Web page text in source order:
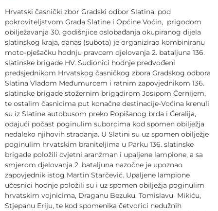
Hrvatski časnički zbor Gradski odbor Slatina, pod
pokroviteljstvom Grada Slatine i Općine Voćin, prigodom
obilježavanja 30. godišnjice oslobađanja okupiranog dijela
slatinskog kraja, danas (subota) je organizirao kombiniranu
moto-pješačku hodnju pravcem djelovanja 2. bataljuna 136.
slatinske brigade HV. Sudionici hodnje predvođeni
predsjednikom Hrvatskog časničkog zbora Gradskog odbora
Slatina Vladom Međumurcem i ratnim zapovjednikom 136.
slatinske brigade stožernim brigadirom Josipom Černijem,
te ostalim časnicima put konačne destinacije-Voćina krenuli
su iz Slatine autobusom preko Popišanog brda i Ćeralija,
odajući počast poginulim suborcima kod spomen obilježja
nedaleko njihovih stradanja. U Slatini su uz spomen obilježje
poginulim hrvatskim braniteljima u Parku 136. slatinske
brigade položili cvjetni aranžman i upaljene lampione, a sa
smjerom djelovanja 2. bataljuna nazočne je upoznao
zapovjednik istog Martin Starčević. Upaljene lampione
učesnici hodnje položili su i uz spomen obilježja poginulim
hrvatskim vojnicima, Draganu Bezuku, Tomislavu Mikiću,
Stjepanu Eriju, te kod spomenika četvorici nedužnih